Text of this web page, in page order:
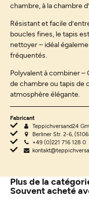
chambre, à la chambre
Résistant et facile
boucles fines, le tapis
nettoyer – idéal
fréquentés.
Polyvalent à combiner –
de chambre ou tapis de
atmosphère élégante.
Fabricant
Teppichversand24
Berliner Str. 2-6,
+49 (0)221 716 128 0
Plus de la
Souvent acheté